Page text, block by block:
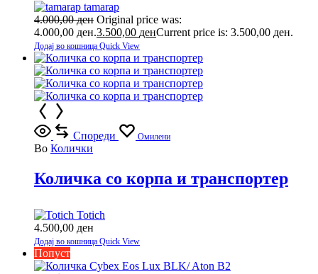
tamarap
4.000,00ден Original price was:
4.000,00 ден.3.500,00 денCurrent price is: 3.500,00 ден.
Додај во кошница Quick View
Спореди Омилени
Во Колички
Количка со корпа и транспортер
Totich
4.500,00 ден
Додај во кошница Quick View
Попуст